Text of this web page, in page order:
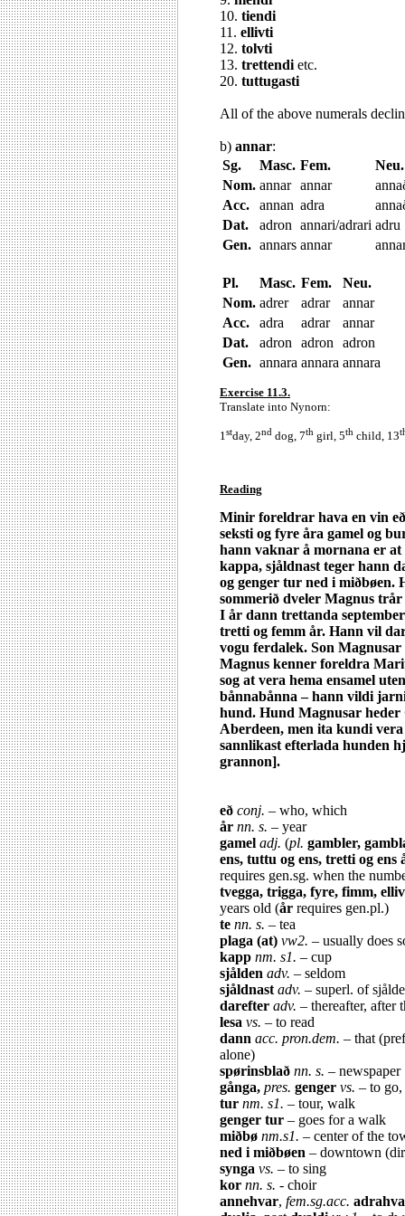
10. tiendi
11. ellivti
12. tolvti
13. trettendi etc.
20. tuttugasti
All of the above numerals
b) annar:
Sg.
Masc. Fem.
Neu.
Nom. annar annar
Acc.
annan adra
Dat.
adron annari/adrari adru
Gen. annars annar
Pl. Masc. Fem.
Neu.
Nom. adrer adrar
annar
Acc.
adra adrar
annar
Dat.
adron adron
adron
Gen. annara annara annara
Exercise 11.3.
Translate into Nynorn:
1stday, 2nd dog, 7th girl, 5th child, 13
Reading
Minir foreldrar hava en vin
seksti og fyre åra gamel og
hann vaknar å mornana er
kappa, sjåldnast teger hann
og genger tur ned i
sommerið dveler Magnus
I år dann trettanda
tretti og femm år. Hann vil
vogu ferdalek. Son
Magnus kenner foreldra
sog at vera hema ensamel
bånnabånna – hann vildi
hund. Hund Magnusar
Aberdeen, men ita kundi
sannlikast efterlada hunden
grannon].
eð conj. – who, which
år nn. s. – year
gamel adj. (pl. gambler,
ens, tuttu og ens, tretti og ens
requires gen.sg. when the
tvegga, trigga, fyre, fimm,
years old (år requires gen.pl.)
te nn. s. – tea
plaga (at) vw2. – usually does
kapp nm. s1. – cup
sjålden adv. – seldom
sjåldnast adv. – superl. of
darefter adv. – thereafter, after
lesa vs. – to read
dann acc. pron.dem. – that
alone)
spørinsblað nn. s. – newspaper
gånga, pres. genger vs. – to
tur nm. s1. – tour, walk
genger tur – goes for a walk
miðbø nm.s1. – center of the
ned i miðbøen – downtown
synga vs. – to sing
kor nn. s. - choir
annehvar, fem.sg.acc.